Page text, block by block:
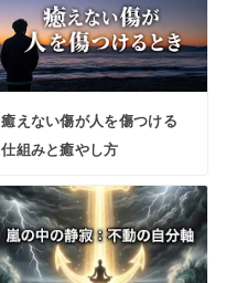
癒えない傷が人を傷つける
仕組みと癒やし方